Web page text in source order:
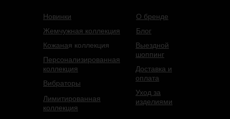
Новинки
Жемчужная коллекция
Кожаная коллекция
Персонализированная
коллекция
Лимитированная
коллекция
О бренде
Блог
Уход за
изделиями
Выездной
шоппинг
Доставка и
оплата
Вибраторы